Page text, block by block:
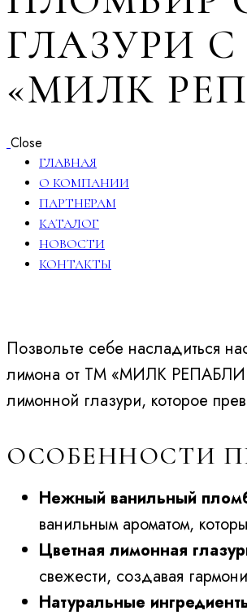
ГЛАЗУРИ
«МИЛК
Close
ГЛАВНАЯ
О КОМПАНИИ
ПАРТНЕРАМ
КАТАЛОГ
НОВОСТИ
КОНТАКТЫ
Позвольте себе насладиться
лимона от ТМ «МИЛК
лимонной глазури, которое
ОСОБЕННОСТИ
Нежный ванильный
ванильным ароматом,
Цветная лимонная
свежести, создавая
Натуральные